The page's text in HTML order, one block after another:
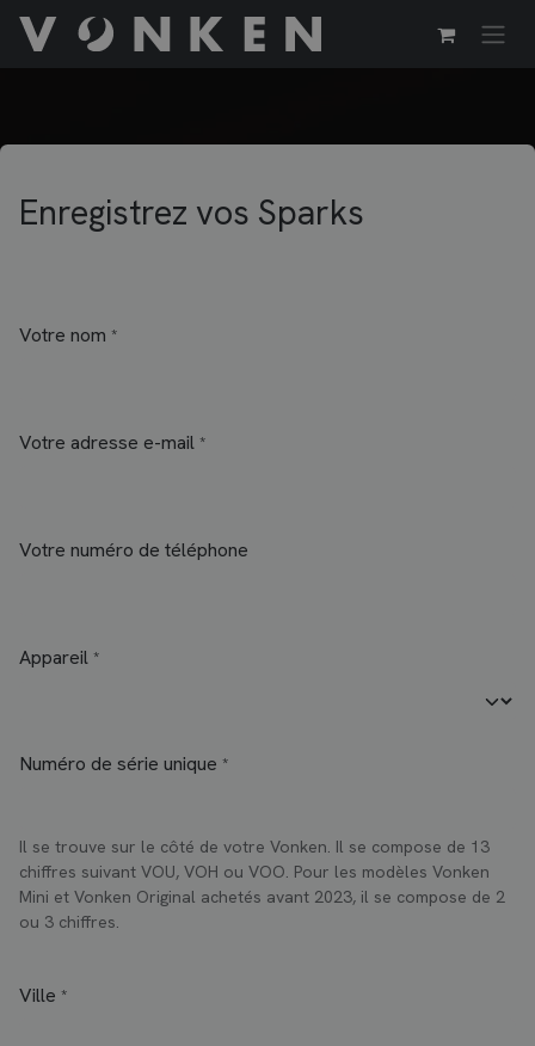
Se rendre au contenu
Enregistrez vos Sparks
Votre nom *
Votre adresse e-mail *
Votre numéro de téléphone
Appareil *
Numéro de série unique *
Il se trouve sur le côté de votre Vonken. Il se compose de 13
chiffres suivant VOU, VOH ou VOO. Pour les modèles Vonken
Mini et Vonken Original achetés avant 2023, il se compose de 2
ou 3 chiffres.
Ville *